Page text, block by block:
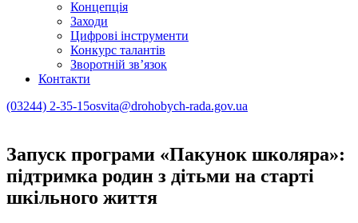
Концепція
Заходи
Цифрові інструменти
Конкурс талантів
Зворотній зв’язок
Контакти
(03244) 2-35-15osvita@drohobych-rada.gov.ua
Запуск програми «Пакунок школяра»:
підтримка родин з дітьми на старті
шкільного життя